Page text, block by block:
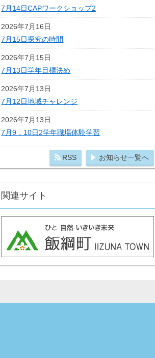
7月14日CAPワークショップ2
2026年7月16日
7月15日探究の時間
2026年7月15日
7月13日学年目標決め
2026年7月13日
7月12日地域チャレンジ
2026年7月13日
7月9，10日2学年職場体験学習
RSS お知らせ一覧へ
関連サイト